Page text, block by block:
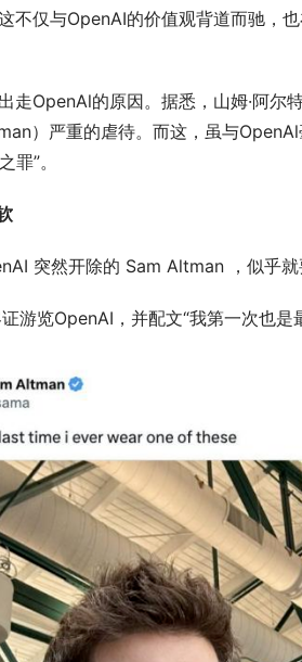
不仅与OpenAI的价值观背道而驰，
走OpenAl的原因。据悉，山姆·阿
）严重的虐待。而这，虽与
”。
突然开除的 Sam Altman ，似乎就
游览OpenAI，并配文“我第一次也是